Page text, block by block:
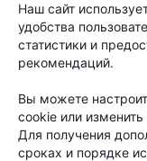
основателем
(КОДЕРМ)
когда стоит
методы сегодня
волос и
Наш сайт
удобства
статистики и
рекомендаций.
Вы можете
cookie или
Для получения
сроках и порядке